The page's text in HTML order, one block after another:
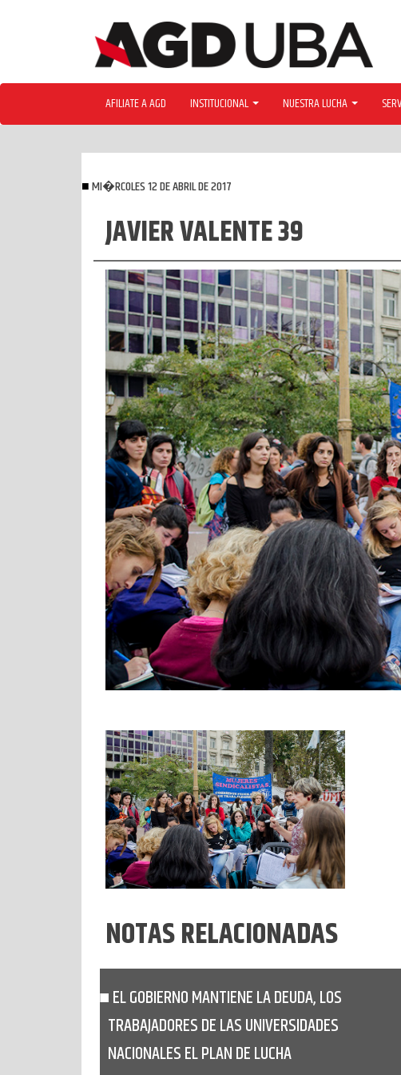
AFILIATE A AGD INSTITUCIONAL NUESTRA LUCHA
MI�RCOLES 12 DE ABRIL DE 2017
JAVIER VALENTE 39
NOTAS RELACIONADAS
EL GOBIERNO MANTIENE LA DEUDA, LOS
TRABAJADORES DE LAS UNIVERSIDADES
NACIONALES EL PLAN DE LUCHA